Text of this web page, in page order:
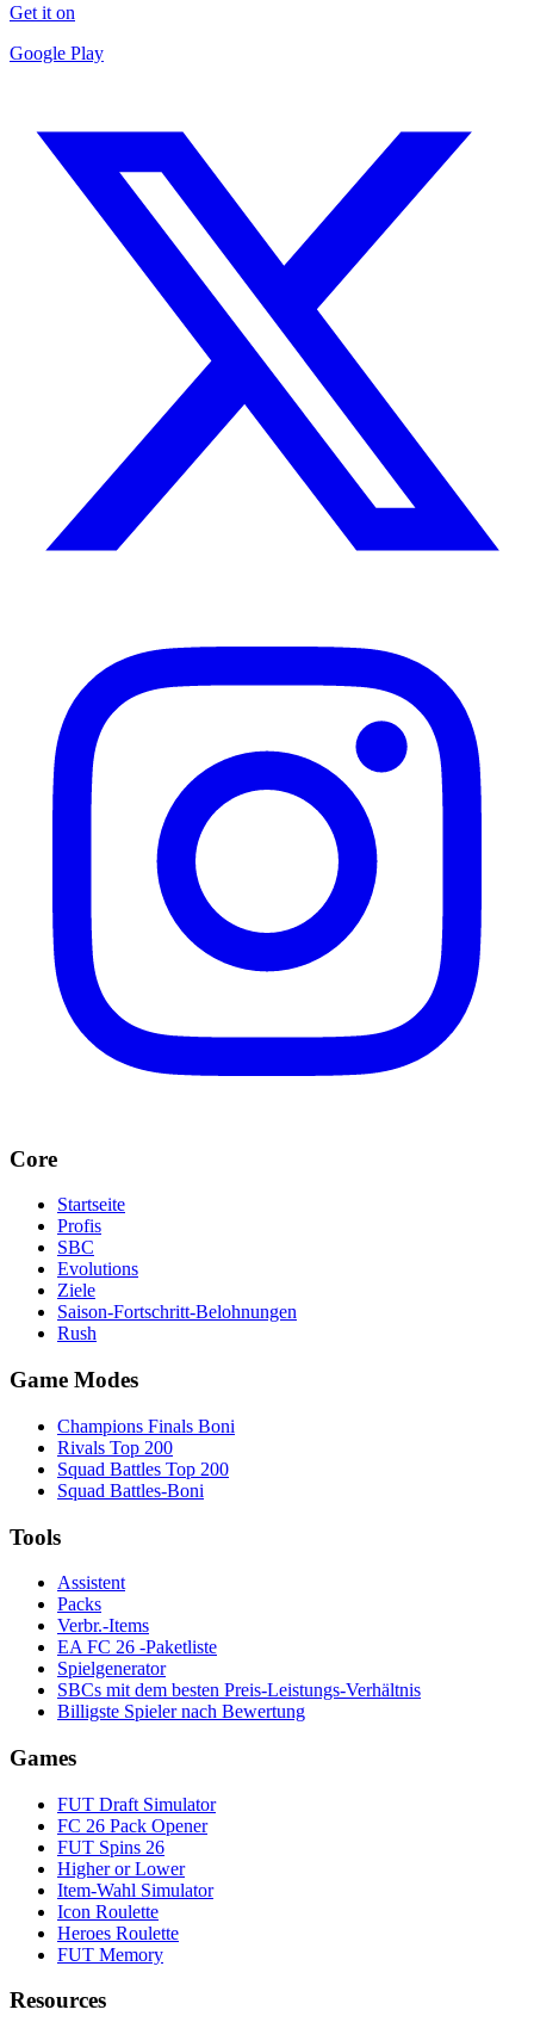
Get it on
Google Play
Core
Startseite
Profis
SBC
Evolutions
Ziele
Saison-Fortschritt-Belohnungen
Rush
Game Modes
Champions Finals Boni
Rivals Top 200
Squad Battles Top 200
Squad Battles-Boni
Tools
Assistent
Packs
Verbr.-Items
EA FC 26 -Paketliste
Spielgenerator
SBCs mit dem besten Preis-Leistungs-Verhältnis
Billigste Spieler nach Bewertung
Games
FUT Draft Simulator
FC 26 Pack Opener
FUT Spins 26
Higher or Lower
Item-Wahl Simulator
Icon Roulette
Heroes Roulette
FUT Memory
Resources